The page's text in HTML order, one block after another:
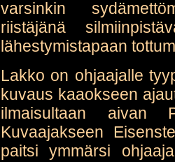
varsinkin
riistäjänä
lähestymistapaan
Lakko on ohjaajalle
kuvaus kaaokseen
ilmaisultaan aivan
Kuvaajakseen
paitsi ymmärsi